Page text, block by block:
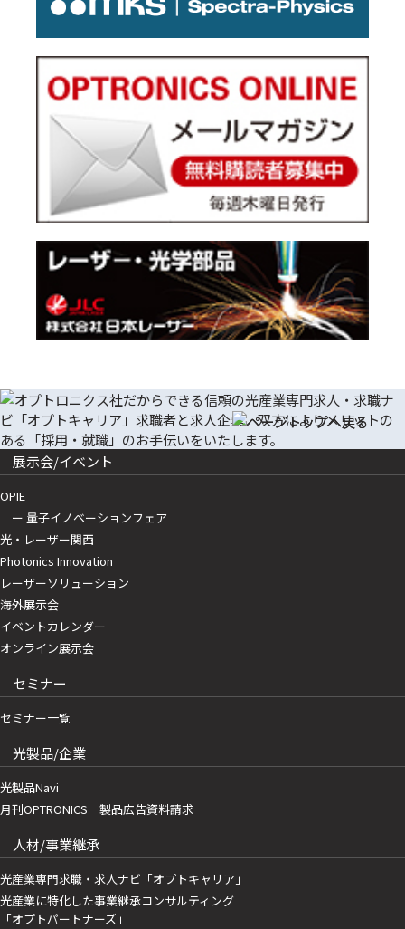
展示会/イベント
OPIE
ー 量子イノベーションフェア
光・レーザー関西
Photonics Innovation
レーザーソリューション
海外展示会
イベントカレンダー
オンライン展示会
セミナー
セミナー一覧
光製品/企業
光製品Navi
月刊OPTRONICS 製品広告資料請求
人材/事業継承
光産業専門求職・求人ナビ「オプトキャリア」
光産業に特化した事業継承コンサルティング
「オプトパートナーズ」